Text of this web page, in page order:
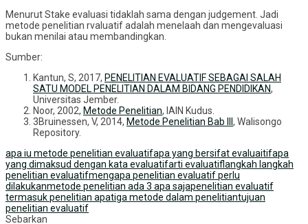
Menurut Stake evaluasi tidaklah sama dengan judgement. Jadi
metode penelitian rvaluatif adalah menelaah dan mengevaluasi
bukan menilai atau membandingkan.
Sumber:
Kantun, S, 2017, PENELITIAN EVALUATIF SEBAGAI SALAH
SATU MODEL PENELITIAN DALAM BIDANG PENDIDIKAN,
Universitas Jember.
Noor, 2002, Metode Penelitian, IAIN Kudus.
3Bruinessen, V, 2014, Metode Penelitian Bab III, Walisongo
Repository.
apa iu metode penelitian evaluatifapa yang bersifat evaluaitifapa
yang dimaksud dengan kata evaluatifarti evaluatiflangkah langkah
penelitian evaluatifmengapa penelitian evaluatif perlu
dilakukanmetode penelitian ada 3 apa sajapenelitian evaluatif
termasuk penelitian apatiga metode dalam penelitiantujuan
penelitian evaluatif
Sebarkan